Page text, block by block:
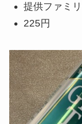
提供ファミ
225円